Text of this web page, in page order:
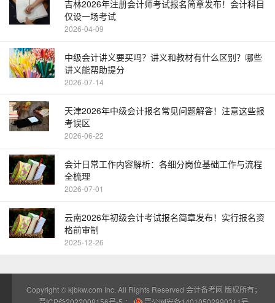
吉林2026年注册会计师考试报名简章发布！会计科目
仅设一场考试
2026-04-09
中级会计讲义要买吗？讲义和教材有什么区别？哪些
讲义能帮助提分
2026-07-14
天津2026年中级会计报名常见问题解答！注意这些报
考误区
2026-06-22
会计日常工作内容解析：各细分岗位基础工作与流程
全梳理
2026-07-01
云南2026年初级会计考试报名简章发布！实行报名资
格前审制
2025-12-26
Copyright ©kjbkw.com Inc. All Rights Reserved 会计备考网 版权所有；